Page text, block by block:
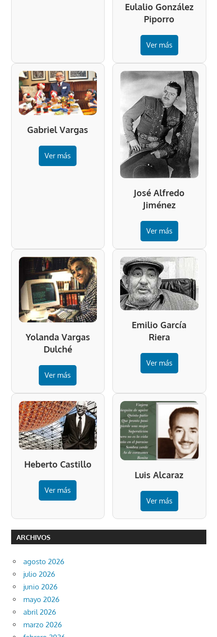
Eulalio González
Piporro
Ver más
Gabriel Vargas
Ver más
José Alfredo
Jiménez
Ver más
Yolanda Vargas
Dulché
Ver más
Emilio García
Riera
Ver más
Heberto Castillo
Ver más
Luis Alcaraz
Ver más
ARCHIVOS
agosto 2026
julio 2026
junio 2026
mayo 2026
abril 2026
marzo 2026